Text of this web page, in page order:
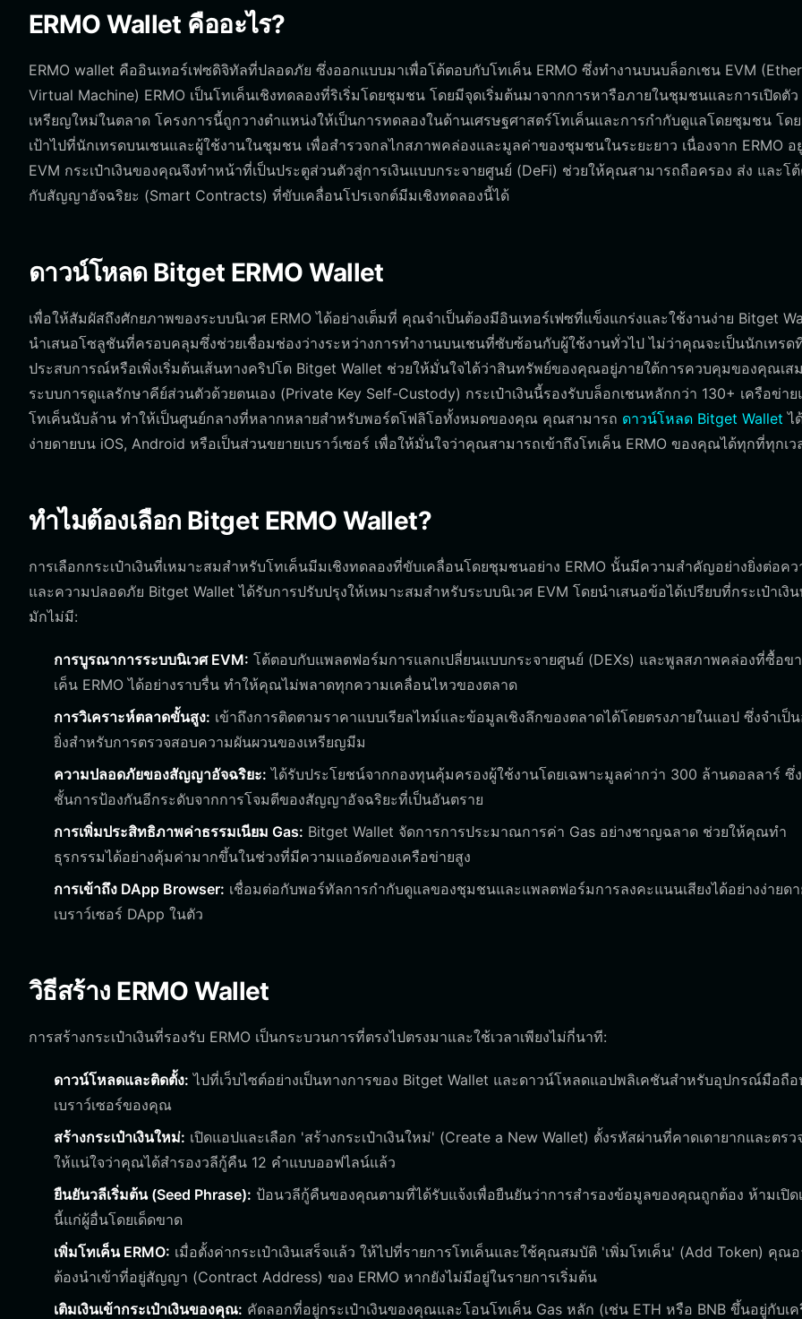
ERMO Wallet คืออะไร?
ERMO wallet คืออินเทอร์เฟซดิจิทัลที่ปลอดภัย ซึ่งออกแบบมาเพื่อโต้ตอบกับโทเค็น ERMO ซึ่งทำงานบนบล็อกเชน EVM
Virtual Machine) ERMO เป็นโทเค็นเชิงทดลองที่ริเริ่มโดยชุมชน โดยมีจุดเริ่มต้นมาจากการหารือภายในชุมชนและการเปิดตัว
เหรียญใหม่ในตลาด โครงการนี้ถูกวางตำแหน่งให้เป็นการทดลองในด้านเศรษฐศาสตร์โทเค็นและการกำกับดูแลโดยชุมชน โด
เป้าไปที่นักเทรดบนเชนและผู้ใช้งานในชุมชน เพื่อสำรวจกลไกสภาพคล่องและมูลค่าของชุมชนในระยะยาว เนื่องจาก ERMO อ
EVM กระเป๋าเงินของคุณจึงทำหน้าที่เป็นประตูส่วนตัวสู่การเงินแบบกระจายศูนย์ (DeFi) ช่วยให้คุณสามารถถือครอง ส่ง และโ
กับสัญญาอัจฉริยะ (Smart Contracts) ที่ขับเคลื่อนโปรเจกต์มีมเชิงทดลองนี้ได้
ดาวน์โหลด Bitget ERMO Wallet
เพื่อให้สัมผัสถึงศักยภาพของระบบนิเวศ ERMO ได้อย่างเต็มที่ คุณจำเป็นต้องมีอินเทอร์เฟซที่แข็งแกร่งและใช้งานง่าย Bitget
นำเสนอโซลูชันที่ครอบคลุมซึ่งช่วยเชื่อมช่องว่างระหว่างการทำงานบนเชนที่ซับซ้อนกับผู้ใช้งานทั่วไป ไม่ว่าคุณจะเป็นนักเทรด
ประสบการณ์หรือเพิ่งเริ่มต้นเส้นทางคริปโต Bitget Wallet ช่วยให้มั่นใจได้ว่าสินทรัพย์ของคุณอยู่ภายใต้การควบคุมของคุณเส
ระบบการดูแลรักษาคีย์ส่วนตัวด้วยตนเอง (Private Key Self-Custody) กระเป๋าเงินนี้รองรับบล็อกเชนหลักกว่า 130+ เครือข่าย
โทเค็นนับล้าน ทำให้เป็นศูนย์กลางที่หลากหลายสำหรับพอร์ตโฟลิโอทั้งหมดของคุณ คุณสามารถ ดาวน์โหลด Bitget Wallet ไ
ง่ายดายบน iOS, Android หรือเป็นส่วนขยายเบราว์เซอร์ เพื่อให้มั่นใจว่าคุณสามารถเข้าถึงโทเค็น ERMO ของคุณได้ทุกที่ทุกเว
ทำไมต้องเลือก Bitget ERMO Wallet?
การเลือกกระเป๋าเงินที่เหมาะสมสำหรับโทเค็นมีมเชิงทดลองที่ขับเคลื่อนโดยชุมชนอย่าง ERMO นั้นมีความสำคัญอย่างยิ่งต่อคว
และความปลอดภัย Bitget Wallet ได้รับการปรับปรุงให้เหมาะสมสำหรับระบบนิเวศ EVM โดยนำเสนอข้อได้เปรียบที่กระเป๋าเงิ
มักไม่มี:
การบูรณาการระบบนิเวศ EVM: โต้ตอบกับแพลตฟอร์มการแลกเปลี่ยนแบบกระจายศูนย์ (DEXs) และพูลสภาพคล่องที่ซื้อข
เค็น ERMO ได้อย่างราบรื่น ทำให้คุณไม่พลาดทุกความเคลื่อนไหวของตลาด
การวิเคราะห์ตลาดขั้นสูง: เข้าถึงการติดตามราคาแบบเรียลไทม์และข้อมูลเชิงลึกของตลาดได้โดยตรงภายในแอป ซึ่งจำเป็น
ยิ่งสำหรับการตรวจสอบความผันผวนของเหรียญมีม
ความปลอดภัยของสัญญาอัจฉริยะ: ได้รับประโยชน์จากกองทุนคุ้มครองผู้ใช้งานโดยเฉพาะมูลค่ากว่า 300 ล้านดอลลาร์ ซึ่ง
ชั้นการป้องกันอีกระดับจากการโจมตีของสัญญาอัจฉริยะที่เป็นอันตราย
การเพิ่มประสิทธิภาพค่าธรรมเนียม Gas: Bitget Wallet จัดการการประมาณการค่า Gas อย่างชาญฉลาด ช่วยให้คุณทำ
ธุรกรรมได้อย่างคุ้มค่ามากขึ้นในช่วงที่มีความแออัดของเครือข่ายสูง
การเข้าถึง DApp Browser: เชื่อมต่อกับพอร์ทัลการกำกับดูแลของชุมชนและแพลตฟอร์มการลงคะแนนเสียงได้อย่างง่ายด
เบราว์เซอร์ DApp ในตัว
วิธีสร้าง ERMO Wallet
การสร้างกระเป๋าเงินที่รองรับ ERMO เป็นกระบวนการที่ตรงไปตรงมาและใช้เวลาเพียงไม่กี่นาที:
ดาวน์โหลดและติดตั้ง: ไปที่เว็บไซต์อย่างเป็นทางการของ Bitget Wallet และดาวน์โหลดแอปพลิเคชันสำหรับอุปกรณ์มือถือ
เบราว์เซอร์ของคุณ
สร้างกระเป๋าเงินใหม่: เปิดแอปและเลือก 'สร้างกระเป๋าเงินใหม่' (Create a New Wallet) ตั้งรหัสผ่านที่คาดเดายากและตรว
ให้แน่ใจว่าคุณได้สำรองวลีกู้คืน 12 คำแบบออฟไลน์แล้ว
ยืนยันวลีเริ่มต้น (Seed Phrase): ป้อนวลีกู้คืนของคุณตามที่ได้รับแจ้งเพื่อยืนยันว่าการสำรองข้อมูลของคุณถูกต้อง ห้ามเปิด
นี้แก่ผู้อื่นโดยเด็ดขาด
เพิ่มโทเค็น ERMO: เมื่อตั้งค่ากระเป๋าเงินเสร็จแล้ว ให้ไปที่รายการโทเค็นและใช้คุณสมบัติ 'เพิ่มโทเค็น' (Add Token) คุณอ
ต้องนำเข้าที่อยู่สัญญา (Contract Address) ของ ERMO หากยังไม่มีอยู่ในรายการเริ่มต้น
เติมเงินเข้ากระเป๋าเงินของคุณ: คัดลอกที่อยู่กระเป๋าเงินของคุณและโอนโทเค็น Gas หลัก (เช่น ETH หรือ BNB ขึ้นอยู่กับเค